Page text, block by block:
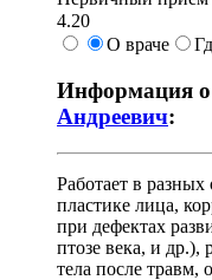
4.20
О враче
Информация
Андреевич:
Работает в разных
пластике лица,
при дефектах
птозе века, и др.),
тела после травм,